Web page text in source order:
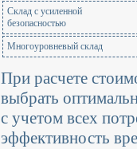
Склад с усиленной
безопасностью
Многоуровневый склад
При расчете
выбрать
с учетом всех
эффективность